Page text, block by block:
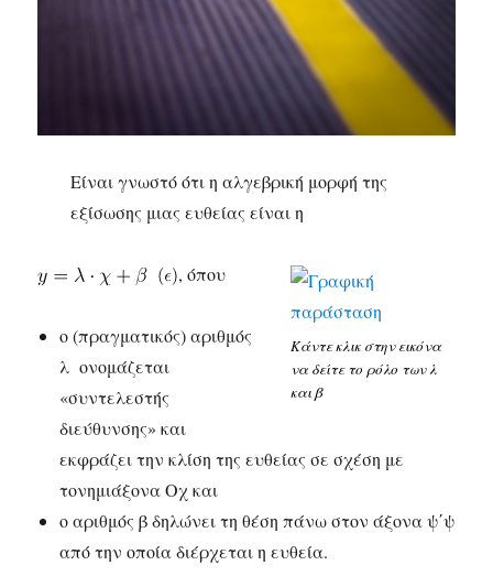
Είναι γνωστό ότι η αλγεβρική μορφή της
εξίσωσης μιας ευθείας είναι η
Κάντε κλικ στην εικόνα
να δείτε το ρόλο των λ
και β
, όπου
ο (πραγματικός) αριθμός
λ ονομάζεται
«συντελεστής
διεύθυνσης» και
εκφράζει την κλίση της ευθείας σε σχέση με
τονημιάξονα Οχ και
ο αριθμός β δηλώνει τη θέση πάνω στον άξονα ψ΄ψ
από την οποία διέρχεται η ευθεία.